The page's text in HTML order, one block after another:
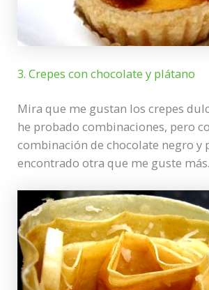
3. Crepes con chocolate y plátano
Mira que me gustan los crepes
he probado combinaciones, pero
combinación de chocolate negro y
encontrado otra que me guste más.